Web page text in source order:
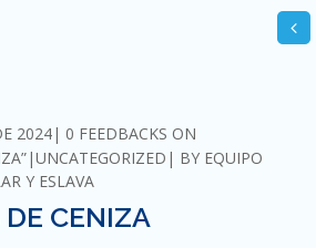
2024 COMMENTS
0 FEEDBACKS ON
UNCATEGORIZED BY EQUIPO
Y ESLAVA
DE CENIZA